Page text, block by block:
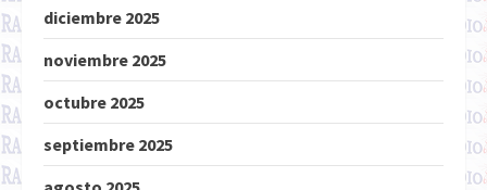
diciembre 2025
noviembre 2025
octubre 2025
septiembre 2025